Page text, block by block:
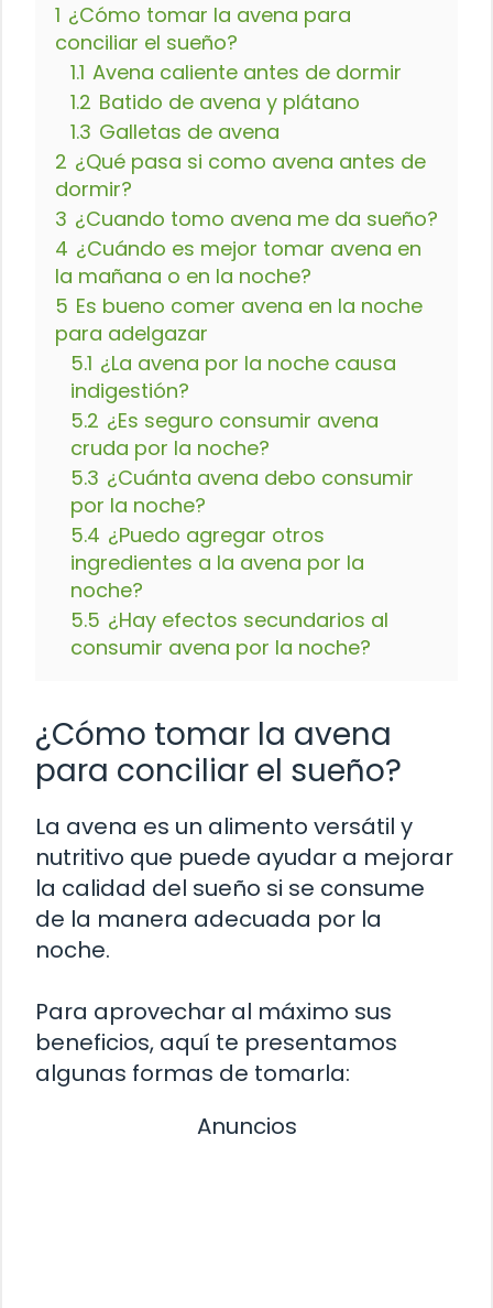
1 ¿Cómo tomar la avena para
conciliar el sueño?
1.1 Avena caliente antes de dormir
1.2 Batido de avena y plátano
1.3 Galletas de avena
2 ¿Qué pasa si como avena antes de
dormir?
3 ¿Cuando tomo avena me da sueño?
4 ¿Cuándo es mejor tomar avena en
la mañana o en la noche?
5 Es bueno comer avena en la noche
para adelgazar
5.1 ¿La avena por la noche causa
indigestión?
5.2 ¿Es seguro consumir avena
cruda por la noche?
5.3 ¿Cuánta avena debo consumir
por la noche?
5.4 ¿Puedo agregar otros
ingredientes a la avena por la
noche?
5.5 ¿Hay efectos secundarios al
consumir avena por la noche?
¿Cómo tomar la avena
para conciliar el sueño?
La avena es un alimento versátil y
nutritivo que puede ayudar a mejorar
la calidad del sueño si se consume
de la manera adecuada por la
noche.
Para aprovechar al máximo sus
beneficios, aquí te presentamos
algunas formas de tomarla:
Anuncios